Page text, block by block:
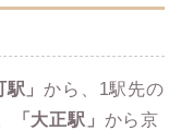
駅」から、1駅先の
「大正駅」 から京